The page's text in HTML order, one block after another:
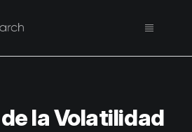
la Volatilidad